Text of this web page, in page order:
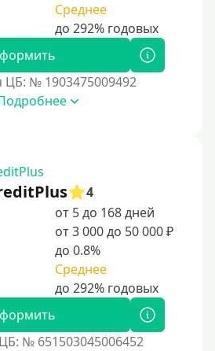
Среднее
ЦБ: № 1903475009492
4
от 5 до 168 дней
от 3 000 до 50 000 ₽
до 0.8%
Среднее
№ 651503045006452